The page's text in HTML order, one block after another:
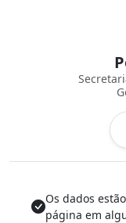
Os dados
página em